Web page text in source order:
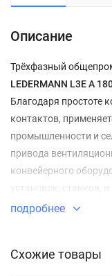
Описание
Трёхфазный
LEDERMANN L3E A
Благодаря простоте
контактов,
промышленности и
привода
конвейерного
установок, станков,
Устойчивость к
подробнее
Схожие товары